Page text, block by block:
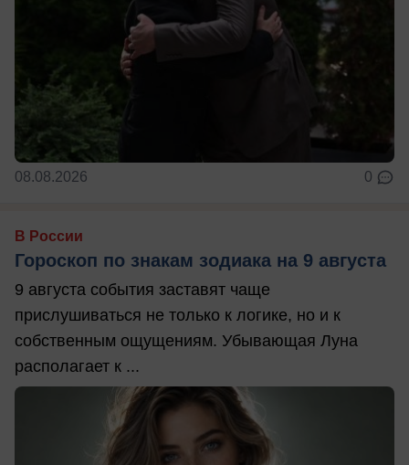
08.08.2026 0
В России
Гороскоп по знакам зодиака на 9 августа
9 августа события заставят чаще
прислушиваться не только к логике, но и к
собственным ощущениям. Убывающая Луна
располагает к ...